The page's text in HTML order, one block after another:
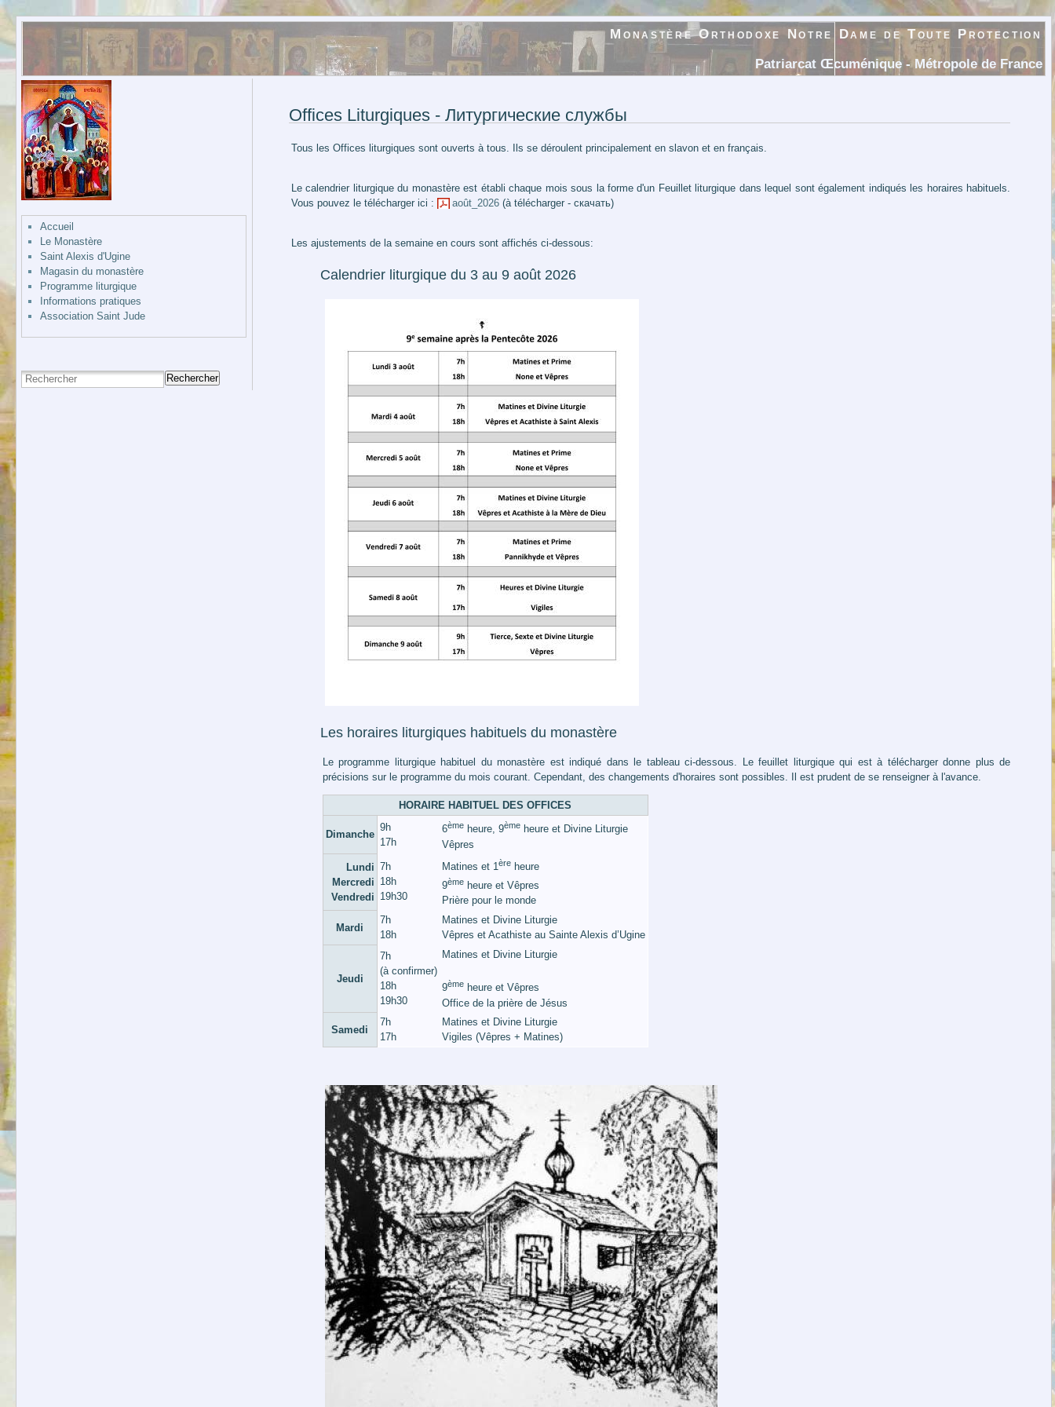
Monastère Orthodoxe Notre Dame de Toute Protection
Patriarcat Œcuménique - Métropole de France
Accueil
Le Monastère
Saint Alexis d'Ugine
Magasin du monastère
Programme liturgique
Informations pratiques
Association Saint Jude
Rechercher
Offices Liturgiques - Литургические службы
Tous les Offices liturgiques sont ouverts à tous. Ils se déroulent principalement en slavon et en français.
Le calendrier liturgique du monastère est établi chaque mois sous la forme d'un Feuillet liturgique dans lequel sont également indiqués les horaires habituels.
Vous pouvez le télécharger ici :
août_2026 (à télécharger - скачать)
Les ajustements de la semaine en cours sont affichés ci-dessous:
Calendrier liturgique du 3 au 9 août 2026
Les horaires liturgiques habituels du monastère
Le programme liturgique habituel du monastère est indiqué dans le tableau ci-dessous. Le feuillet liturgique qui est à télécharger donne plus de
précisions sur le programme du mois courant. Cependant, des changements d'horaires sont possibles. Il est prudent de se renseigner à l'avance.
HORAIRE HABITUEL DES OFFICES
Dimanche
9h
17h
6èmeheure, 9èmeheure et Divine Liturgie
Vêpres
Lundi
Mercredi
Vendredi
7h
18h
19h30
Matines et 1èreheure
9èmeheure et Vêpres
Prière pour le monde
Mardi
7h
18h
Matines et Divine Liturgie
Vêpres et Acathiste au Sainte Alexis d’Ugine
Jeudi
7h
(à confirmer)
18h
19h30
Matines et Divine Liturgie
9èmeheure et Vêpres
Office de la prière de Jésus
Samedi
7h
17h
Matines et Divine Liturgie
Vigiles (Vêpres + Matines)